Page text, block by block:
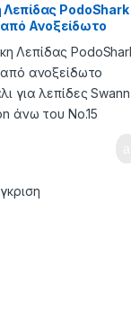
Λεπίδας PodoShark
Ανοξείδωτο